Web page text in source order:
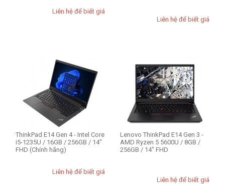
THIẾT LẬP LẠI
Liên hệ để biết giá
Liên hệ để biết giá
ThinkPad E14 Gen 4 - Intel Core
i5-1235U / 16GB / 256GB / 14"
FHD (Chính hãng)
Liên hệ để biết giá
Lenovo ThinkPad E14 Gen 3 -
AMD Ryzen 5 5600U / 8GB /
256GB / 14" FHD
Liên hệ để biết giá